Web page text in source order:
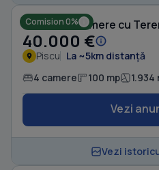
Comision 0%
Casă cu 4 camere cu
40.000 €
Piscu La ~5km distanță
4 camere 100 mp
Vezi
Vezi